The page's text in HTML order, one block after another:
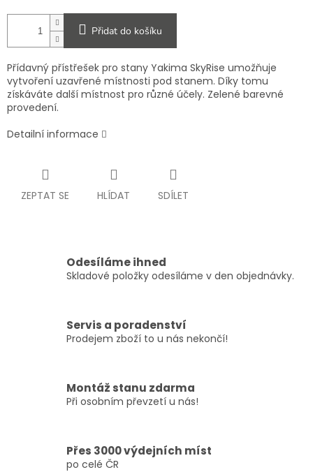
Přidat do košíku
Přídavný přístřešek pro stany Yakima SkyRise umožňuje
vytvoření uzavřené místnosti pod stanem. Díky tomu
získáváte další místnost pro různé účely. Zelené barevné
provedení.
Detailní informace
ZEPTAT SE HLÍDAT SDÍLET
Odesíláme ihned
Skladové položky odesíláme v den objednávky.
Servis a poradenství
Prodejem zboží to u nás nekončí!
Montáž stanu zdarma
Při osobním převzetí u nás!
Přes 3000 výdejních míst
po celé ČR